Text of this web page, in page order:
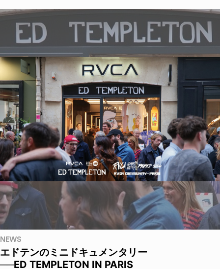
NEWS
エドテンのミニドキュメンタリー
──ED TEMPLETON IN PARIS